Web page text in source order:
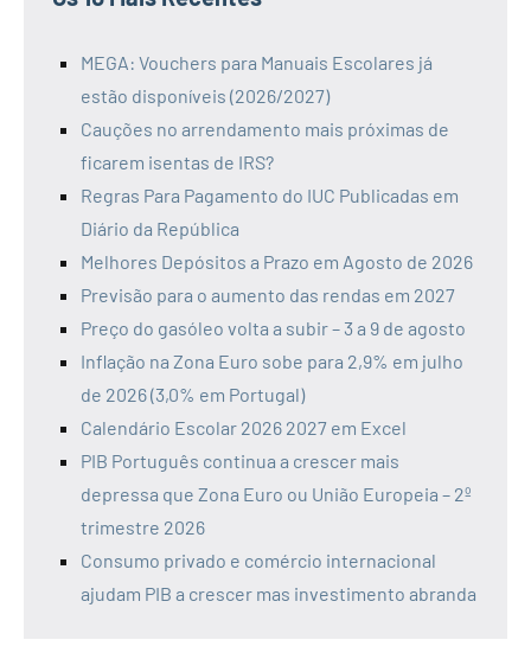
MEGA: Vouchers para Manuais Escolares já
estão disponíveis (2026/2027)
Cauções no arrendamento mais próximas de
ficarem isentas de IRS?
Regras Para Pagamento do IUC Publicadas em
Diário da República
Melhores Depósitos a Prazo em Agosto de 2026
Previsão para o aumento das rendas em 2027
Preço do gasóleo volta a subir – 3 a 9 de agosto
Inflação na Zona Euro sobe para 2,9% em julho
de 2026 (3,0% em Portugal)
Calendário Escolar 2026 2027 em Excel
PIB Português continua a crescer mais
depressa que Zona Euro ou União Europeia – 2º
trimestre 2026
Consumo privado e comércio internacional
ajudam PIB a crescer mas investimento abranda